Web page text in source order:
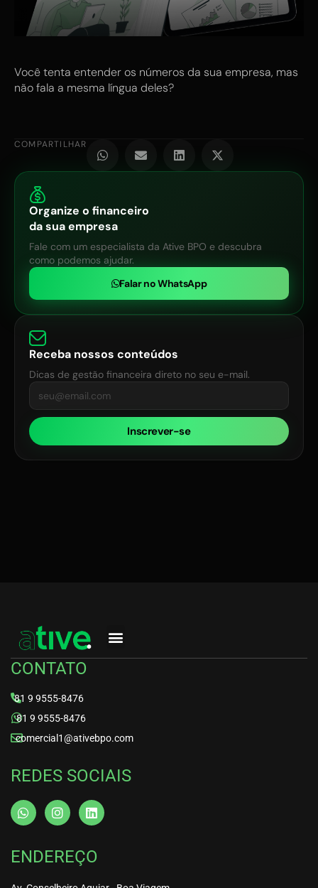
Você tenta entender os números da sua empresa, mas
não fala a mesma língua deles?
COMPARTILHAR
Organize o financeiro
da sua empresa
Fale com um especialista da Ative BPO e descubra
como podemos ajudar.
Falar no WhatsApp
Receba nossos conteúdos
Dicas de gestão financeira direto no seu e-mail.
Inscrever-se
CONTATO
81 9 9555-8476
81 9 9555-8476
comercial1@ativebpo.com
REDES SOCIAIS
ENDEREÇO